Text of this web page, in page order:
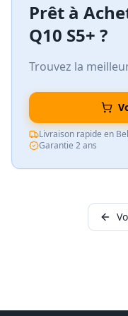
Prêt à
Q10 S5+ ?
Trouvez la
Livraison rapide en
Garantie 2 ans